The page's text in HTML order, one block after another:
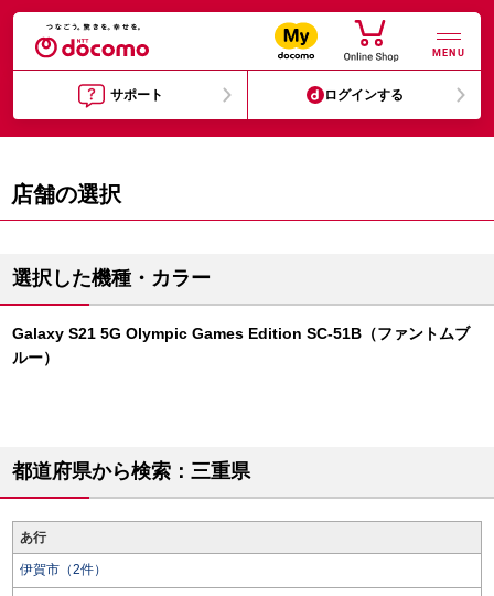
MENU
サポート ログインする
店舗の選択
選択した機種・カラー
Galaxy S21 5G Olympic Games Edition SC-51B（ファントムブ
ルー）
都道府県から検索：三重県
あ行
伊賀市（2件）